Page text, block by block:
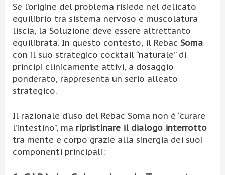
Se l’origine del problema risiede nel delicato
equilibrio tra sistema nervoso e muscolatura
liscia, la Soluzione deve essere altrettanto
equilibrata. In questo contesto, il RebacSoma
con il suo strategico cocktail “naturale” di
principi clinicamente attivi, a dosaggio
ponderato, rappresenta un serio alleato
strategico.
Il razionale d’uso del Rebac Soma non è “curare
l’intestino”, ma ripristinare il dialogo interrotto
tra mente e corpo grazie alla sinergia dei suoi
componenti principali: